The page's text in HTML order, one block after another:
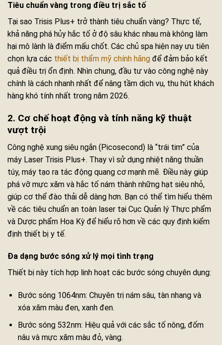
Tiêu chuẩn vàng trong điều trị sắc tố
Tại sao Trisis Plus+ trở thành tiêu chuẩn vàng? Thực tế,
khả năng phá hủy hắc tố ở độ sâu khác nhau mà không làm
hại mô lành là điểm mấu chốt. Các chủ spa hiện nay ưu tiên
chọn lựa các thiết bị thẩm mỹ chính hãng để đảm bảo kết
quả điều trị ổn định. Nhìn chung, đầu tư vào công nghệ này
chính là cách nhanh nhất để nâng tầm dịch vụ, thu hút khách
hàng khó tính nhất trong năm 2026.
2. Cơ chế hoạt động và tính năng kỹ thuật
vượt trội
Công nghệ xung siêu ngắn (Picosecond) là “trái tim” của
máy Laser Trisis Plus+. Thay vì sử dụng nhiệt năng thuần
túy, máy tạo ra tác động quang cơ mạnh mẽ. Điều này giúp
phá vỡ mực xăm và hắc tố nám thành những hạt siêu nhỏ,
giúp cơ thể đào thải dễ dàng hơn. Bạn có thể tìm hiểu thêm
về các tiêu chuẩn an toàn laser tại Cục Quản lý Thực phẩm
và Dược phẩm Hoa Kỳ để hiểu rõ hơn về các quy định kiểm
định thiết bị y tế.
Đa dạng bước sóng xử lý mọi tình trạng
Thiết bị này tích hợp linh hoạt các bước sóng chuyên dụng:
Bước sóng 1064nm: Chuyên trị nám sâu, tàn nhang và
xóa xăm màu đen, xanh đen.
Bước sóng 532nm: Hiệu quả với các sắc tố nông, đốm
nâu và mực xăm màu đỏ, vàng.